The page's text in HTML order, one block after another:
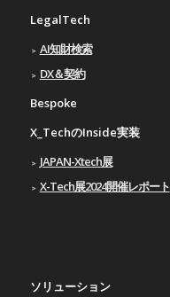
LegalTech
AI知財検索
DX＆契約
Bespoke
X_TechのInside実装
JAPAN-Xtech展
X-Tech展2024開催レポート
ソリューション